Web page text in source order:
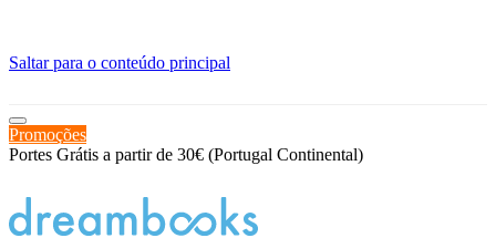
Saltar para o conteúdo principal
Promoções
Portes Grátis a partir de 30€ (Portugal Continental)
≡